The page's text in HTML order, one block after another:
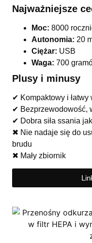
Najważniejsze
Moc: 8000
Autonomia: 20
Ciężar: USB
Waga: 700
Plusy i minusy
✔ Kompaktowy i łatwy
✔ Bezprzewodowość,
✔ Dobra siła ssania
✖ Nie nadaje się do
brudu
✖ Mały zbiornik